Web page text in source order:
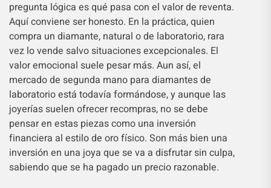
pregunta lógica es qué pasa con el valor de reventa.
Aquí conviene ser honesto. En la práctica, quien
compra un diamante, natural o de laboratorio, rara
vez lo vende salvo situaciones excepcionales. El
valor emocional suele pesar más. Aun así, el
mercado de segunda mano para diamantes de
laboratorio está todavía formándose, y aunque las
joyerías suelen ofrecer recompras, no se debe
pensar en estas piezas como una inversión
financiera al estilo de oro físico. Son más bien una
inversión en una joya que se va a disfrutar sin culpa,
sabiendo que se ha pagado un precio razonable.